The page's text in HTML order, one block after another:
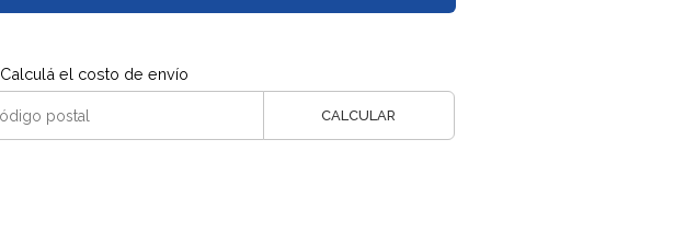
Calculá el costo de envío
CALCULAR